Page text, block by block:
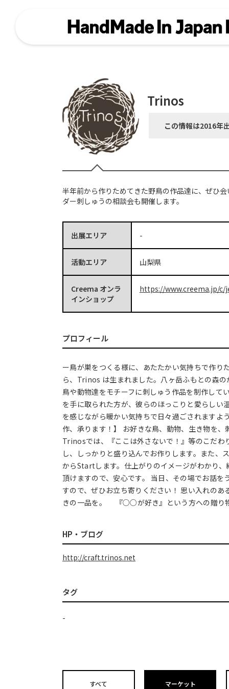
Trinos
この情報は2016年
半年前から作りためてきた野鳥の作品達に、ぜひ
ダー刺しゅうの相談会も開催します。
出展エリア -
活動エリア 山梨県
Creema オンラ
インショップ
https://www.creema.jp/c/
プロフィール
ー鳥が巣をつくる様に、あたたかい気持ちで作り
ら、Trinos は生まれました。八ヶ岳ふもとの森
鳥や動物達をモチーフに刺しゅう作品を制作して
を手に取られた方が、彼らのほっこりと愛らしい
を感じながら暖かい気持ちで日々過ごされますよ
作、承ります！】 お好きな鳥、動物、生き物を、
Trinosでは、『ここは外さないで！』等のこだわ
し、しっかりと盛り込んでお作りします。また、
からStartします。仕上がりのイメージがわかり、
頂けますので、安心です。 当日、その場でお話を
すので、ぜひお立ち寄りください！ 思い入れのあ
きの一品を。 『○○が好き』という方への贈
HP・ブログ
http://craft.trinos.net
タグ
-
すべて マーケット